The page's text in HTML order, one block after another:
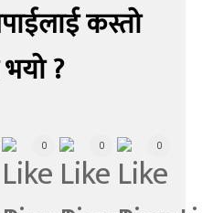
कस्तो
?
0 0 0